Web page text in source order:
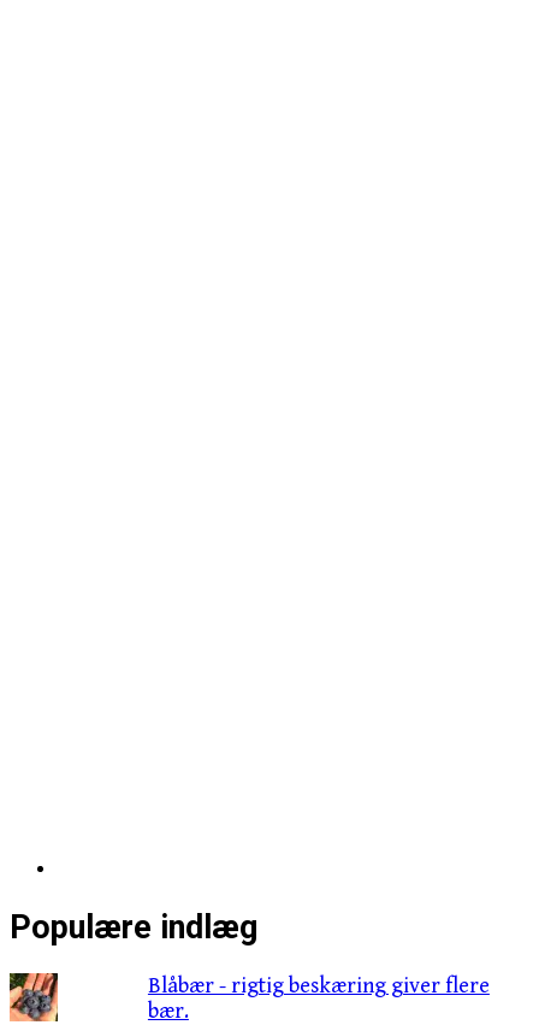
Populære indlæg
Blåbær - rigtig beskæring giver flere
bær.